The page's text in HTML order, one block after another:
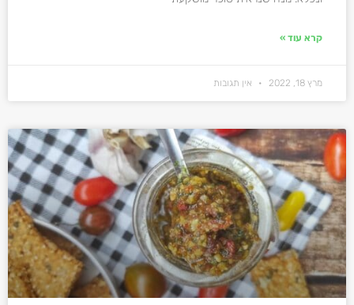
קרא עוד »
מרץ 18, 2022 אין תגובות